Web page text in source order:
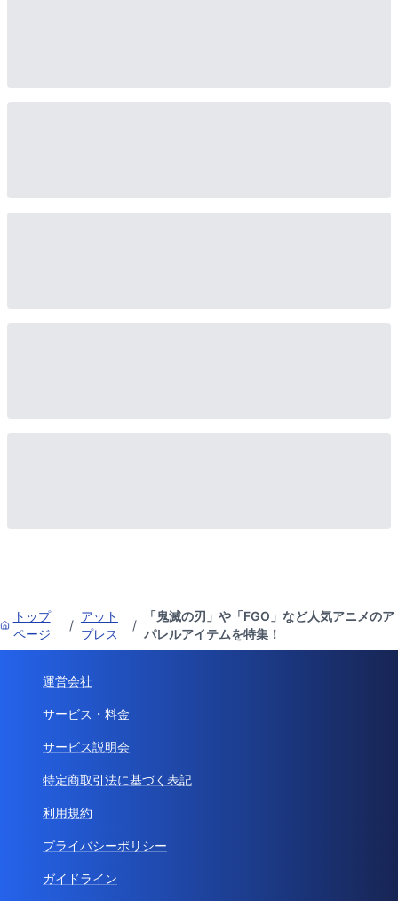
トップ
ページ
/
アット
プレス
/
「鬼滅の刃」や「FGO」など人気アニメのア
パレルアイテムを特集！
運営会社
サービス・料金
サービス説明会
特定商取引法に基づく表記
利用規約
プライバシーポリシー
ガイドライン